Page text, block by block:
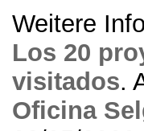
Weitere
Los 20
visitados.
Oficina